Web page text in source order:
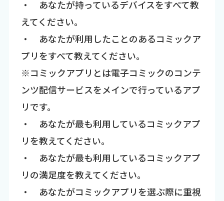
・ あなたが持っているデバイスをすべて教
えてください。
・ あなたが利用したことのあるコミックア
プリをすべて教えてください。
※コミックアプリとは電子コミックのコンテ
ンツ配信サービスをメインで行っているアプ
リです。
・ あなたが最も利用しているコミックアプ
リを教えてください。
・ あなたが最も利用しているコミックアプ
リの満足度を教えてください。
・ あなたがコミックアプリを選ぶ際に重視